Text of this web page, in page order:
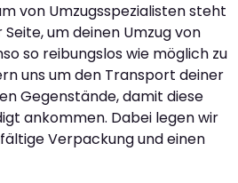
von Umzugsspezialisten steht
um deinen Umzug von
so reibungslos wie möglich zu
uns um den Transport deiner
Gegenstände, damit diese
ankommen. Dabei legen wir
Verpackung und einen